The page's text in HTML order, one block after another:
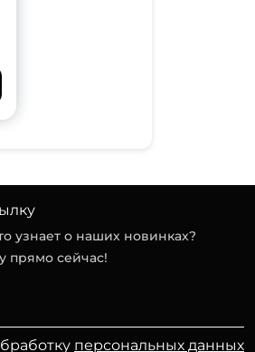
узнает о наших новинках?
прямо сейчас!
персональных данных